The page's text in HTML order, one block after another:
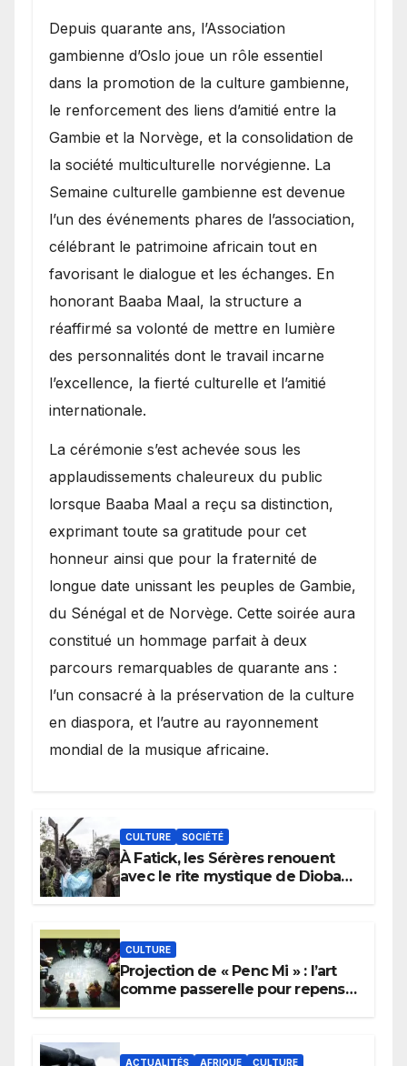
​Depuis quarante ans, l’Association
gambienne d’Oslo joue un rôle essentiel
dans la promotion de la culture gambienne,
le renforcement des liens d’amitié entre la
Gambie et la Norvège, et la consolidation de
la société multiculturelle norvégienne. La
Semaine culturelle gambienne est devenue
l’un des événements phares de l’association,
célébrant le patrimoine africain tout en
favorisant le dialogue et les échanges. En
honorant Baaba Maal, la structure a
réaffirmé sa volonté de mettre en lumière
des personnalités dont le travail incarne
l’excellence, la fierté culturelle et l’amitié
internationale.
​La cérémonie s’est achevée sous les
applaudissements chaleureux du public
lorsque Baaba Maal a reçu sa distinction,
exprimant toute sa gratitude pour cet
honneur ainsi que pour la fraternité de
longue date unissant les peuples de Gambie,
du Sénégal et de Norvège. Cette soirée aura
constitué un hommage parfait à deux
parcours remarquables de quarante ans :
l’un consacré à la préservation de la culture
en diaspora, et l’autre au rayonnement
mondial de la musique africaine.
CULTURE SOCIÉTÉ
À Fatick, les Sérères renouent
avec le rite mystique de Diobaye
CULTURE
Projection de « Penc Mi » : l’art
comme passerelle pour repenser
ACTUALITÉS AFRIQUE CULTURE